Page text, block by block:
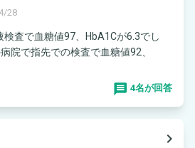
28
査で血糖値97、HbA1Cが6.3でし
院で指先での検査で血糖値92、
4名が回答
navigate_next